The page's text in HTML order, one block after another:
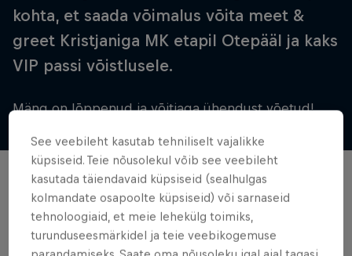
kohta, et saada võimalus võita meet &
greet Kristjaniga MK etapil Otepääl ja kaks
VIP passi võistlusele.
Mäng on lõppenud ja võitjaga ühendust võetud!
See veebileht kasutab tehniliselt vajalikke
küpsiseid. Teie nõusolekul võib see veebileht
kasutada täiendavaid küpsiseid (sealhulgas
kolmandate osapoolte küpsiseid) või sarnaseid
tehnoloogiaid, et meie lehekülg toimiks,
turunduseesmärkidel ja teie veebikogemuse